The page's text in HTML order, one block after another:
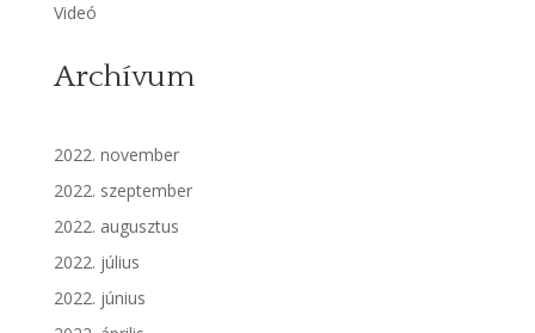
Videó
Archívum
2022. november
2022. szeptember
2022. augusztus
2022. július
2022. június